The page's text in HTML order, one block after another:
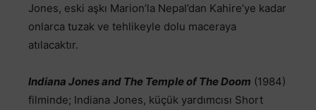
Jones, eski aşkı Marion’la Nepal’dan Kahire’ye kadar
onlarca tuzak ve tehlikeyle dolu maceraya
atılacaktır.
Indiana Jones and The Temple of The Doom (1984)
filminde; Indiana Jones, küçük yardımcısı Short